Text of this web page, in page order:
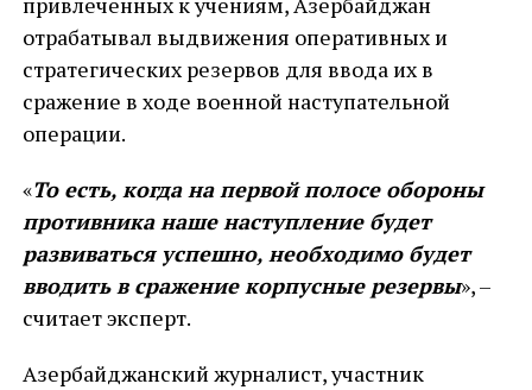
отрабатывал выдвижения оперативных и
стратегических резервов для ввода их в
сражение в ходе военной наступательной
операции.
«То есть, когда на первой полосе обороны
противника наше наступление будет
развиваться успешно, необходимо будет
вводить в сражение корпусные резервы», –
считает эксперт.
Азербайджанский журналист, участник